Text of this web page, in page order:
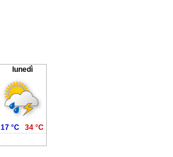
lunedì
17 °C 34 °C